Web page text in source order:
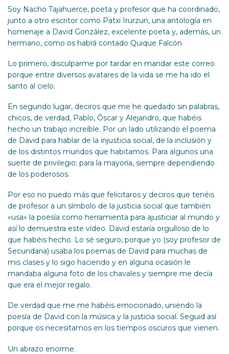
Soy Nacho Tajahuerce, poeta y profesor que ha coordinado,
junto a otro escritor como Patxi Irurzun, una antología en
homenaje a David González, excelente poeta y, además, un
hermano, como os habrá contado Quique Falcón.
Lo primero, disculparme por tardar en mandar este correo
porque entre diversos avatares de la vida se me ha ido el
santo al cielo.
En segundo lugar, deciros que me he quedado sin palabras,
chicos, de verdad, Pablo, Óscar y Alejandro, que habéis
hecho un trabajo increíble. Por un lado utilizando el poema
de David para hablar de la injusticia social, de la inclusión y
de los distintos mundos que habitamos. Para algunos una
suerte de privilegio; para la mayoría, siempre dependiendo
de los poderosos.
Por eso no puedo más que felicitaros y deciros que tenéis
de profesor a un símbolo de la justicia social que también
«usa» la poesía como herramienta para ajusticiar al mundo y
así lo demuestra este vídeo. David estaría orgulloso de lo
que habéis hecho. Lo sé seguro, porque yo (soy profesor de
Secundaria) usaba los poemas de David para muchas de
mis clases y lo sigo haciendo y en alguna ocasión le
mandaba alguna foto de los chavales y siempre me decía
que era el mejor regalo.
De verdad que me me habéis emocionado, uniendo la
poesía de David con la música y la justicia social. Seguid así
porque os necesitamos en los tiempos oscuros que vienen.
Un abrazo enorme.